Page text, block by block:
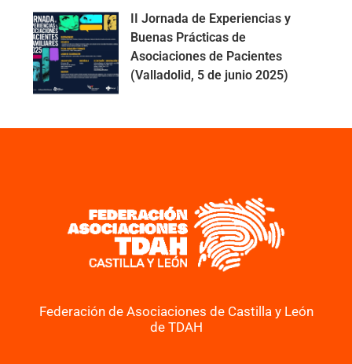
II Jornada de Experiencias y
Buenas Prácticas de
Asociaciones de Pacientes
(Valladolid, 5 de junio 2025)
Federación de Asociaciones de Castilla y León
de TDAH